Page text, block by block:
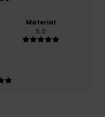
Material
5.0